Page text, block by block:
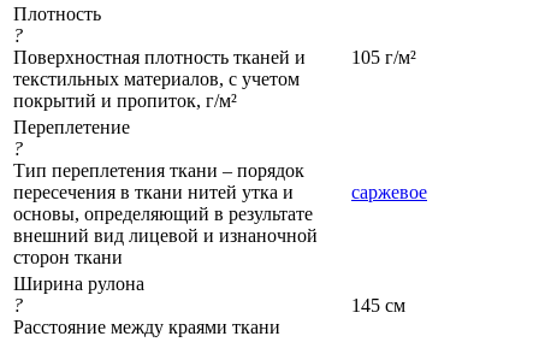
Плотность
?
Поверхностная плотность тканей и
текстильных материалов, с учетом
покрытий и пропиток, г/м²
105 г/м²
Переплетение
?
Тип переплетения ткани – порядок
пересечения в ткани нитей утка и
основы, определяющий в результате
внешний вид лицевой и изнаночной
сторон ткани
саржевое
Ширина рулона
?
Расстояние между краями ткани
145 см